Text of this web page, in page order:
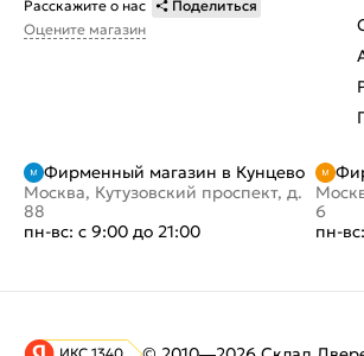
Расскажите о нас
Поделиться
Оцените магазин
Фирменный магазин в Кунцево
Москва, Кутузовский проспект, д.
88
пн-вс: с 9:00 до 21:00
6
пн-